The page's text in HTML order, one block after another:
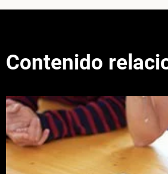
Contenido